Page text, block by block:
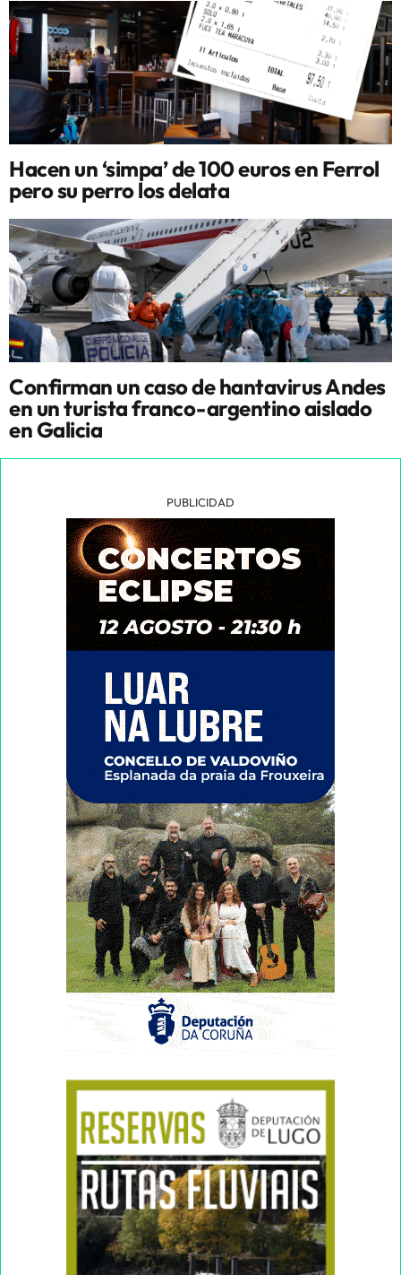
Hacen un ‘simpa’ de 100 euros en Ferrol
pero su perro los delata
Confirman un caso de hantavirus Andes
en un turista franco-argentino aislado
en Galicia
PUBLICIDAD